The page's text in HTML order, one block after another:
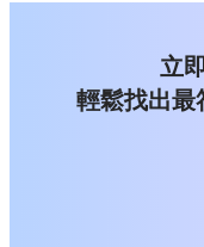
立
輕鬆找出最